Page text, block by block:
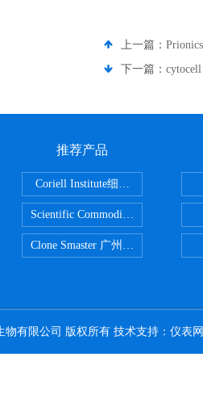
上一篇：
下一篇：
推荐产品
Scientific CommoditiesPE管 广州
Clone Smaster 广州鸿程代理
有限公司 版权所有 技术支持： 仪表网